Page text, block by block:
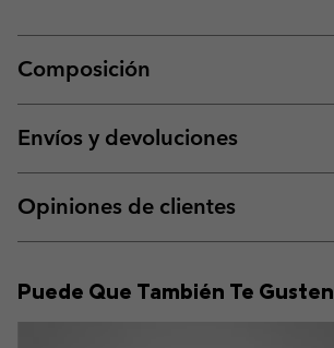
Composición
Envíos y devoluciones
Opiniones de clientes
Puede Que También Te Gusten